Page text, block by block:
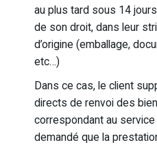
au plus tard sous 14
de son droit, dans leur
d’origine (emballage,
etc…)
Dans ce cas, le client
directs de renvoi des
correspondant au
demandé que la